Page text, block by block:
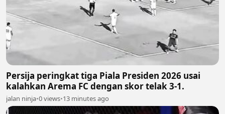
Persija peringkat tiga Piala Presiden 2026 usai
kalahkan Arema FC dengan skor telak 3-1.
jalan ninja•0 views•13 minutes ago